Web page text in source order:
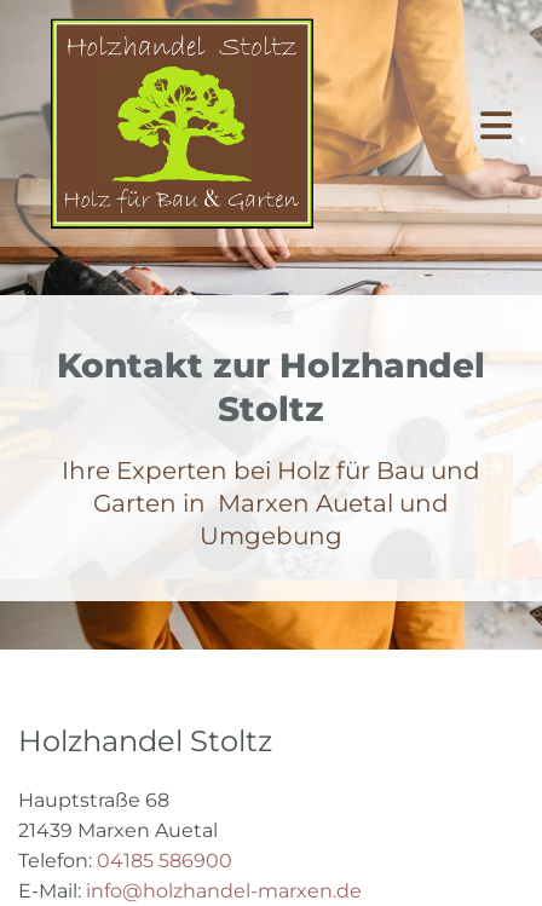
Kontakt zur Holzhandel
Stoltz
Ihre Experten bei Holz für Bau und
Garten in Marxen Auetal und
Umgebung
Holzhandel Stoltz
Hauptstraße 68
21439 Marxen Auetal
Telefon: 04185 586900
E-Mail: info@holzhandel-marxen.de